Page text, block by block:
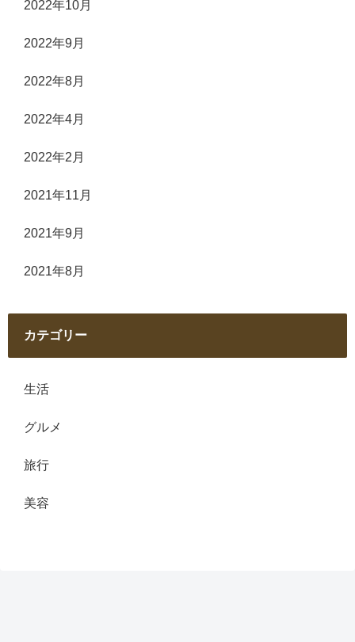
2022年10月
2022年9月
2022年8月
2022年4月
2022年2月
2021年11月
2021年9月
2021年8月
カテゴリー
生活
グルメ
旅行
美容